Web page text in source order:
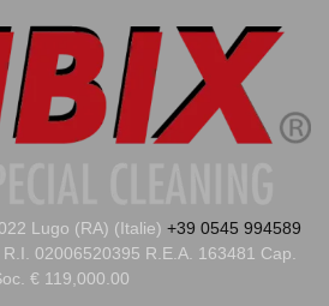
Lugo (RA) (Italie) +39 0545 994589
02006520395 R.E.A. 163481 Cap.
€ 119,000.00